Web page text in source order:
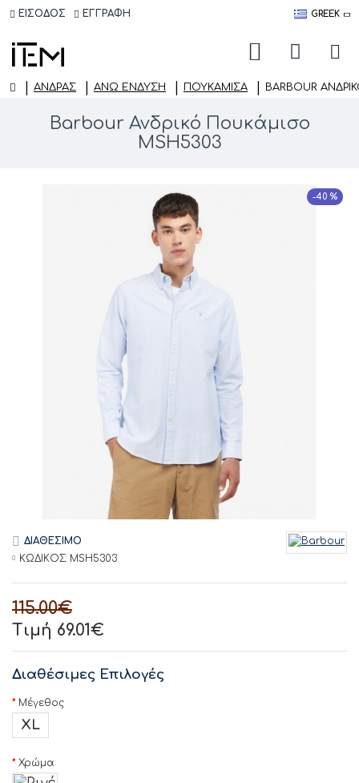
ΕΙΣΟΔΟΣ ΕΓΓΡΑΦΗ GREEK
ΑΝΔΡΑΣ ΆΝΩ ΈΝΔΥΣΗ ΠΟΥΚΆΜΙΣΑ BARBOUR
Barbour Ανδρικό Πουκάμισο
MSH5303
-40 %
Τιμή 69.01€
115.00€
ΔΙΑΘΕΣΙΜΟ
ΚΩΔΙΚΟΣ: MSH5303
Διαθέσιμες Επιλογές
Μέγεθος
XL
Χρώμα